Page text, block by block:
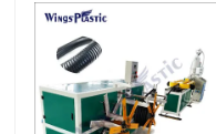
Kunststoffrohr-
HDPE Rohr-